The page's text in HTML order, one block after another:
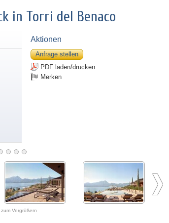
in Torri del Benaco
Aktionen
Anfrage stellen
PDF laden/drucken
Merken
Vergrößern